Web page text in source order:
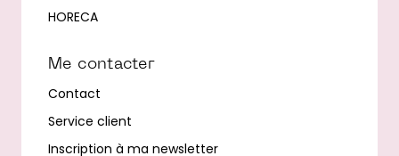
HORECA
Me contacter
Contact
Service client
Inscription à ma newsletter